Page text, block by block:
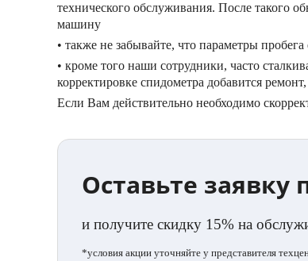
технического обслуживания. После такого
машину
• также не забывайте, что параметры
• кроме того наши сотрудники, часто
корректировке спидометра добавится
Если Вам действительно необходимо
Оставьте заявку
и получите скидку 15% на
*условия акции уточняйте у представителя